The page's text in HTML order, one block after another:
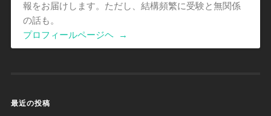
報をお届けします。ただし、結構頻繁に受験と無関係
の話も。
プロフィールページヘ
→
最近の投稿